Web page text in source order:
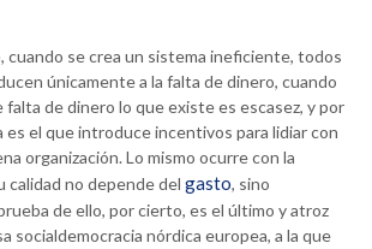
cuando se crea un sistema ineficiente, todos
únicamente a la falta de dinero, cuando
falta de dinero lo que existe es escasez, y por
es el que introduce incentivos para lidiar con
organización. Lo mismo ocurre con la
calidad no depende del gasto, sino
de ello, por cierto, es el último y atroz
socialdemocracia nórdica europea, a la que